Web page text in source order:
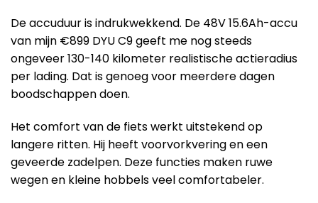
De accuduur is indrukwekkend. De 48V 15.6Ah-accu
van mijn €899 DYU C9 geeft me nog steeds
ongeveer 130-140 kilometer realistische actieradius
per lading. Dat is genoeg voor meerdere dagen
boodschappen doen.
Het comfort van de fiets werkt uitstekend op
langere ritten. Hij heeft voorvorkvering en een
geveerde zadelpen. Deze functies maken ruwe
wegen en kleine hobbels veel comfortabeler.